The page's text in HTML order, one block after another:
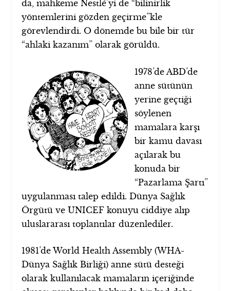
da, mahkeme Nestlé’yi de “bilinirlik
yöntemlerini gözden geçirme”kle
görevlendirdi. O dönemde bu bile bir tür
“ahlaki kazanım” olarak görüldü.
1978’de ABD’de
anne sütünün
yerine geçtiği
söylenen
mamalara karşı
bir kamu davası
açılarak bu
konuda bir
“Pazarlama Şartı”
uygulanması talep edildi. Dünya Sağlık
Örgütü ve UNICEF konuyu ciddiye alıp
uluslararası toplantılar düzenlediler.
1981’de World Health Assembly (WHA-
Dünya Sağlık Birliği) anne sütü desteği
olarak kullanılacak mamaların içeriğinde